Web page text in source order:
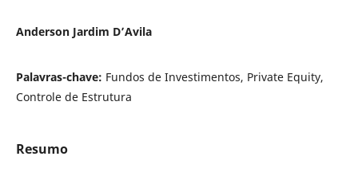
Anderson Jardim D’Avila
Palavras-chave: Fundos de Investimentos, Private Equity,
Controle de Estrutura
Resumo